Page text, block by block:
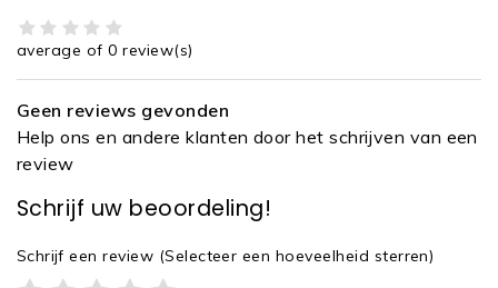
average of 0 review(s)
Geen reviews gevonden
Help ons en andere klanten door het schrijven van een
review
Schrijf uw beoordeling!
Schrijf een review (Selecteer een hoeveelheid sterren)